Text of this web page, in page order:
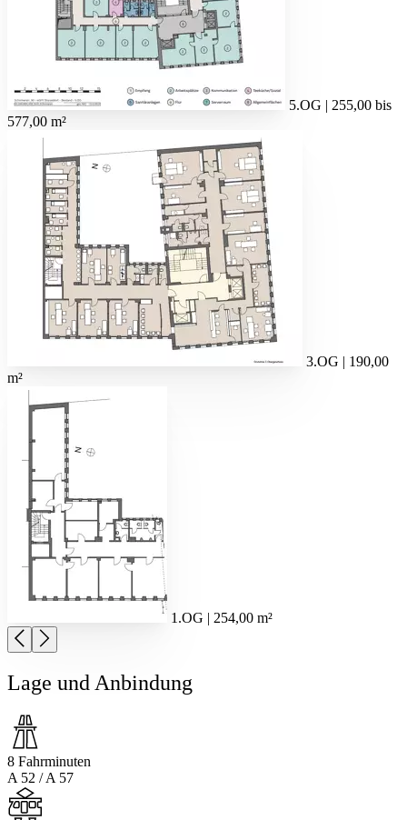
5.OG | 255,00 bis
577,00 m²
3.OG | 190,00
m²
1.OG | 254,00 m²
Lage und Anbindung
8 Fahrminuten
A 52 / A 57